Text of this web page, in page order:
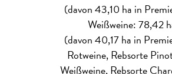
(davon 43,10 ha in
Weißweine: 78,42
(davon 40,17 ha in
Rotweine, Rebsorte
Weißweine, Rebsorte